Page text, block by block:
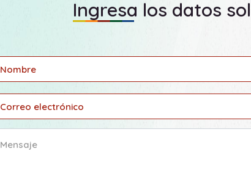
Ingresa los datos
Nombre
Correo electrónico
Mensaje